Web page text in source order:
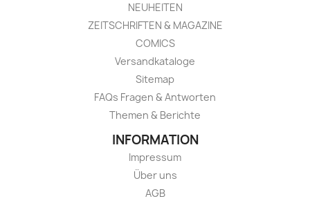
NEUHEITEN
ZEITSCHRIFTEN & MAGAZINE
COMICS
Versandkataloge
Sitemap
FAQs Fragen & Antworten
Themen & Berichte
INFORMATION
Impressum
Über uns
AGB